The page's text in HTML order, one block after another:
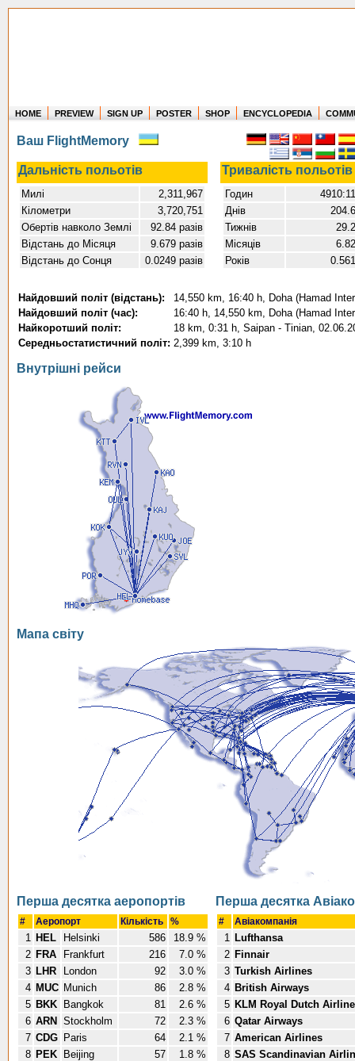
Where in the world have you flown?
How long have you been in the air?
Create your own FlightMemory and see!
HOME PREVIEW SIGN UP POSTER SHOP ENCYCLOPEDIA
Ваш FlightMemory
Дальність польотів Тривалість польотів
Милі
2,311,967
Кілометри
3,720,751
Обертів навколо Землі
92.84 разів
Відстань до Місяця
9.679 разів
Відстань до Сонця
0.0249 разів
Годин
4910:11
Днів
204.6
Тижнів
29.2
Місяців
6.82
Років
0.561
Найдовший політ (відстань):
14,550 km, 16:40 h, Doha (Hamad
Найдовший політ (час):
16:40 h, 14,550 km, Doha (Hamad
Найкоротший політ:
18 km, 0:31 h, Saipan - Tinian,
Середньостатистичний політ: 2,399 km, 3:10 h
Внутрішні рейси
Мапа світу
Перша десятка аеропортів
# Аеропорт Кількість %
1 HEL Helsinki 586
18.9 %
2 FRA Frankfurt 216
7.0 %
3 LHR London 92
3.0 %
4 MUC Munich 86
2.8 %
5 BKK Bangkok 81
2.6 %
6 ARN Stockholm 72
2.3 %
7 CDG Paris 64
2.1 %
8 PEK Beijing 57
1.8 %
Перша десятка
# Авіакомпанія
1 Lufthansa
2 Finnair
3 Turkish Airlines
4 British Airways
5 KLM Royal Dutch
6 Qatar Airways
7 American Airlines
8 SAS Scandinavian